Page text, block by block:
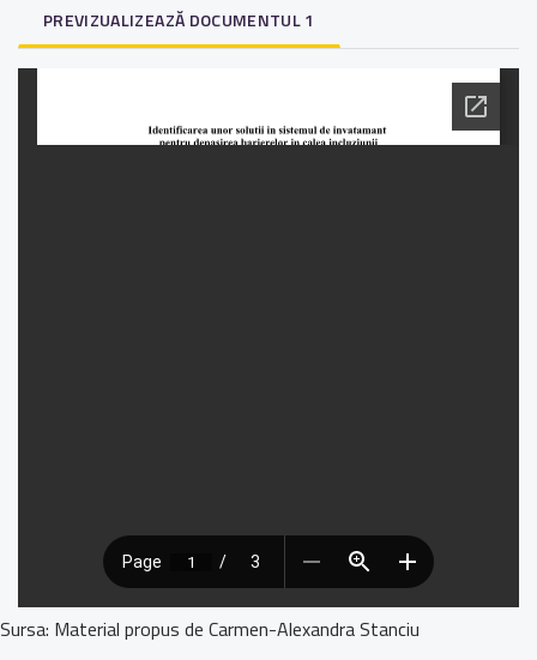
PREVIZUALIZEAZĂ DOCUMENTUL 1
Sursa: Material propus de Carmen-Alexandra Stanciu